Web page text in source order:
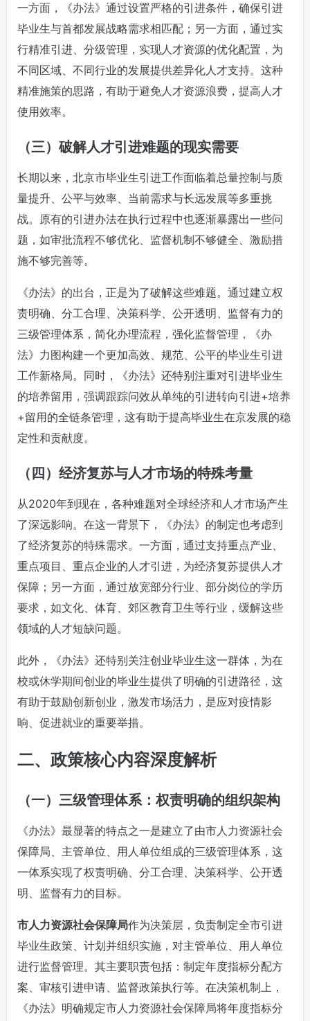
一方面，《办法》通过设置严格的引进条件，确保引进
毕业生与首都发展战略需求相匹配；另一方面，通过实
行精准引进、分级管理，实现人才资源的优化配置，为
不同区域、不同行业的发展提供差异化人才支持。这种
精准施策的思路，有助于避免人才资源浪费，提高人才
使用效率。
（三）破解人才引进难题的现实需要
长期以来，北京市毕业生引进工作面临着总量控制与质
量提升、公平与效率、当前需求与长远发展等多重挑
战。原有的引进办法在执行过程中也逐渐暴露出一些问
题，如审批流程不够优化、监督机制不够健全、激励措
施不够完善等。
《办法》的出台，正是为了破解这些难题。通过建立权
责明确、分工合理、决策科学、公开透明、监督有力的
三级管理体系，简化办理流程，强化监督管理，《办
法》力图构建一个更加高效、规范、公平的毕业生引进
工作新格局。同时，《办法》还特别注重对引进毕业生
的培养留用，强调跟踪问效从单纯的引进转向引进+培养
+留用的全链条管理，这有助于提高毕业生在京发展的稳
定性和贡献度。
（四）经济复苏与人才市场的特殊考量
从2020年到现在，各种难题对全球经济和人才市场产生
了深远影响。在这一背景下，《办法》的制定也考虑到
了经济复苏的特殊需求。一方面，通过支持重点产业、
重点项目、重点企业的人才引进，为经济复苏提供人才
保障；另一方面，通过放宽部分行业、部分岗位的学历
要求，如文化、体育、郊区教育卫生等行业，缓解这些
领域的人才短缺问题。
此外，《办法》还特别关注创业毕业生这一群体，为在
校或休学期间创业的毕业生提供了明确的引进路径，这
有助于鼓励创新创业，激发市场活力，是应对疫情影
响、促进就业的重要举措。
二、政策核心内容深度解析
（一）三级管理体系：权责明确的组织架构
《办法》最显著的特点之一是建立了由市人力资源社会
保障局、主管单位、用人单位组成的三级管理体系，这
一体系实现了权责明确、分工合理、决策科学、公开透
明、监督有力的目标。
市人力资源社会保障局作为决策层，负责制定全市引进
毕业生政策、计划并组织实施，对主管单位、用人单位
进行监督管理。其主要职责包括：制定年度指标分配方
案、审核引进申请、监督政策执行等。在决策机制上，
《办法》明确规定市人力资源社会保障局将年度指标分